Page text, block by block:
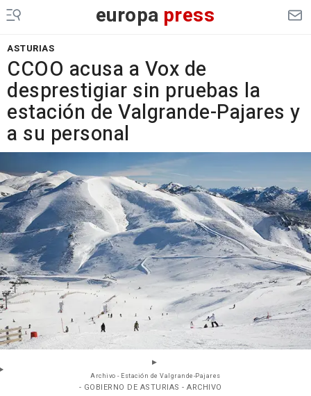
europa press
ASTURIAS
CCOO acusa a Vox de
desprestigiar sin pruebas la
estación de Valgrande-Pajares y
a su personal
Archivo - Estación de Valgrande-Pajares
- GOBIERNO DE ASTURIAS - ARCHIVO